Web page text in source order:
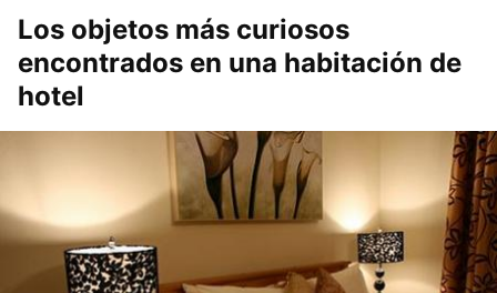
Los objetos más curiosos
encontrados en una habitación de
hotel